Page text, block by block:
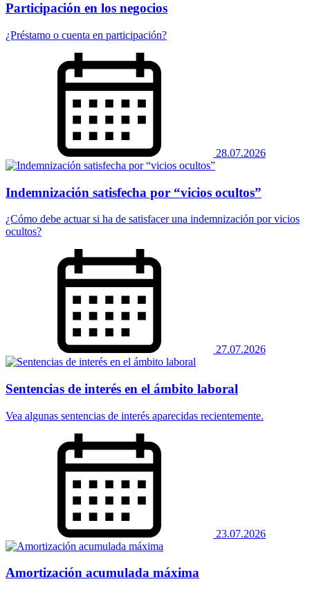
Participación en los negocios
¿Préstamo o cuenta en participación?
28.07.2026
Indemnización satisfecha por “vicios ocultos”
¿Cómo debe actuar si ha de satisfacer una indemnización por vicios
ocultos?
27.07.2026
Sentencias de interés en el ámbito laboral
Vea algunas sentencias de interés aparecidas recientemente.
23.07.2026
Amortización acumulada máxima